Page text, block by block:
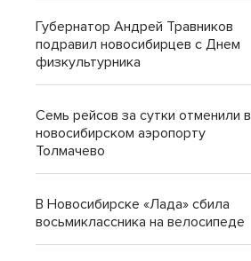
Губернатор Андрей Травников
подравил новосибирцев с Днем
физкультурника
Семь рейсов за сутки отменили в
новосибирском аэропорту
Толмачево
В Новосибирске «Лада» сбила
восьмиклассника на велосипеде